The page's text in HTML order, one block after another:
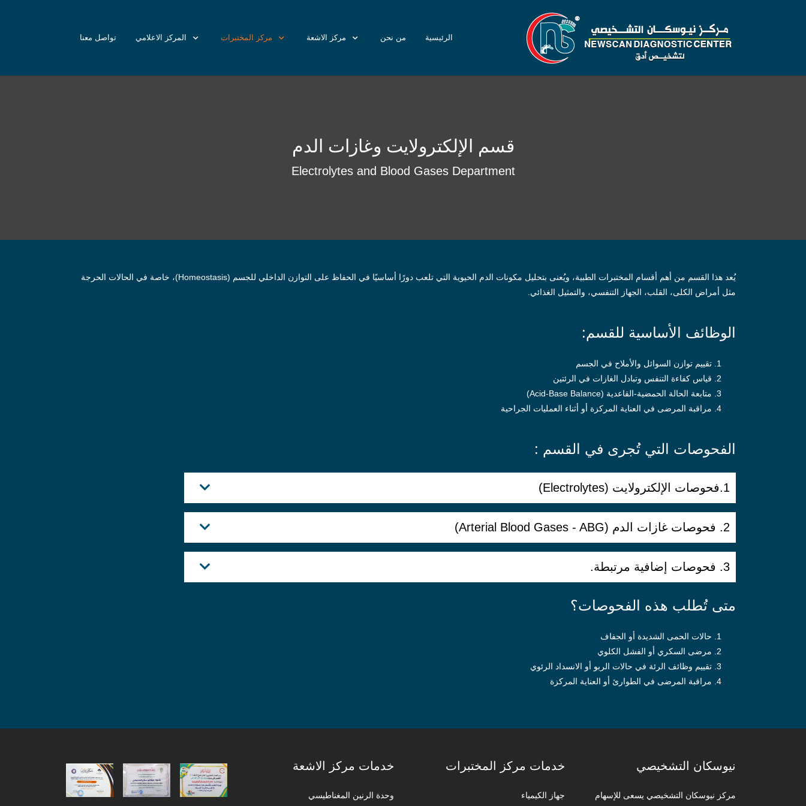
الرئيسية من نحن مركز الاشعة مركز المختبرات المركز الاعلامي تواصل معنا
قسم الإلكترولايت وغازات الدم
Electrolytes and Blood Gases Department
يُعد هذا القسم من أهم أقسام المختبرات الطبية، ويُعنى بتحليل مكونات الدم الحيوية التي تلعب دورًا أساسيًا في الحفاظ على التوازن الداخلي للجسم (Homeostasis)، خاصة في الحالات الحرجة
مثل أمراض الكلى، القلب، الجهاز التنفسي، والتمثيل الغذائي.
الوظائف الأساسية للقسم:
تقييم توازن السوائل والأملاح في الجسم
قياس كفاءة التنفس وتبادل الغازات في الرئتين
متابعة الحالة الحمضية-القاعدية (Acid-Base Balance)
مراقبة المرضى في العناية المركزة أو أثناء العمليات الجراحية
الفحوصات التي تُجرى في القسم :
1.فحوصات الإلكترولايت (Electrolytes)
2. فحوصات غازات الدم (Arterial Blood Gases - ABG)
3. فحوصات إضافية مرتبطة.
متى تُطلب هذه الفحوصات؟
حالات الحمى الشديدة أو الجفاف
مرضى السكري أو الفشل الكلوي
تقييم وظائف الرئة في حالات الربو أو الانسداد الرئوي
مراقبة المرضى في الطوارئ أو العناية المركزة
نيوسكان التشخيصي
مركز نيوسكان التشخيصي يسعى للإسهام
خدمات مركز المختبرات
جهاز الكيمياء
خدمات مركز الاشعة
وحدة الرنين المغناطيسي